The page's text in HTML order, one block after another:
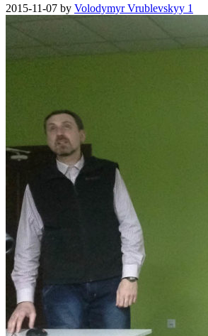
2015-11-07 by Volodymyr Vrublevskyy 1